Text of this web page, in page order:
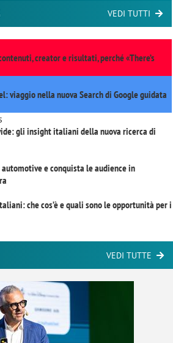
VEDI TUTTI
creator e risultati, perché «There’s
viaggio nella nuova Search di Google guidata
gli insight italiani della nuova ricerca di
e conquista le audience in
che cos’è e quali sono le opportunità per i
VEDI TUTTE